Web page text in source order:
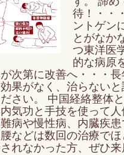
待！・・
ントゲン
とがなか
つ東洋医
的な病原
次第に改善へ・・・
果がなく、治らない
さい。 中国経絡整体
気功と手技を使って
病や慢性病、内臓疾
などは数回の治療で
れなかった方、ぜひ来